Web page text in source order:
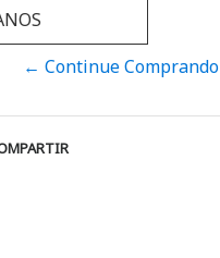
← Continue Comprando